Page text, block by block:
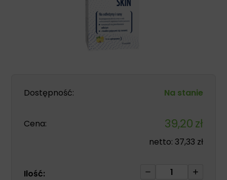
Dostępność: Na stanie
Cena: 39,20zł
netto: 37,33 zł
Ilość:
ilość